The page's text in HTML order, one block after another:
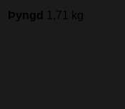
Þyngd 1,71 kg